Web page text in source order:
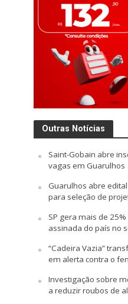
Outras Notícias
Saint-Gobain abre
vagas em Guarulhos
Guarulhos abre
para seleção de
SP gera mais de
assinada do país no
“Cadeira Vazia”
em alerta contra o
Investigação sobre
a reduzir roubos de